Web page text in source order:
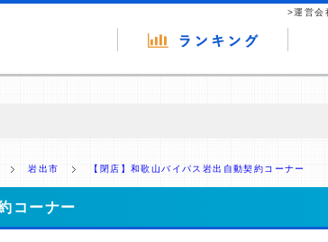
>運営会
を行っています。
岩出市 【閉店】和歌山バイパス岩出自動契約コーナー
コーナー